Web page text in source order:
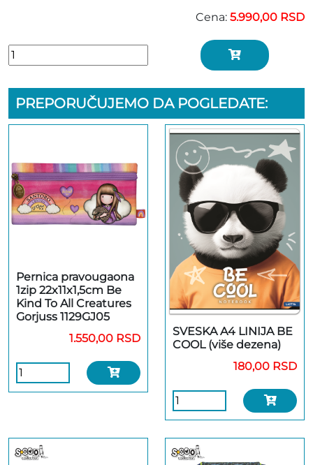
Cena: 5.990,00 RSD
PREPORUČUJEMO DA POGLEDATE:
Pernica pravougaona
1zip 22x11x1,5cm Be
Kind To All Creatures
Gorjuss 1129GJ05
1.550,00 RSD
SVESKA A4 LINIJA BE
COOL (više dezena)
180,00 RSD